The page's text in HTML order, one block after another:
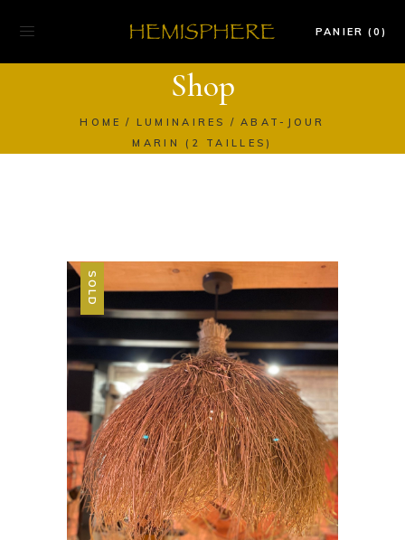
PANIER (0)
Shop
HOME LUMINAIRES
ABAT-JOUR
MARIN (2 TAILLES)
SOLD